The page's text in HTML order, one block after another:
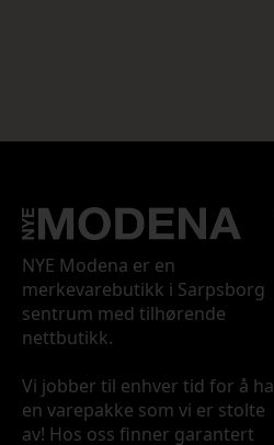
NYE Modena er en
merkevarebutikk i Sarpsborg
sentrum med tilhørende
nettbutikk.
Vi jobber til enhver tid for å ha
en varepakke som vi er stolte
av! Hos oss finner garantert